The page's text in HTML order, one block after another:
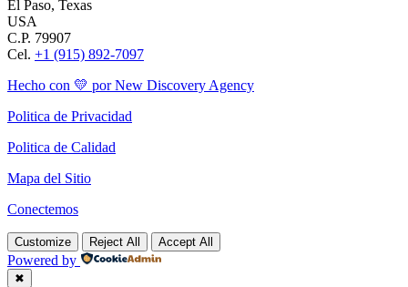
El Paso, Texas
USA
C.P. 79907
Cel. +1 (915) 892-7097
Hecho con 💛 por New Discovery Agency
Politica de Privacidad
Politica de Calidad
Mapa del Sitio
Conectemos
Customize Reject All Accept All
Powered by
✖